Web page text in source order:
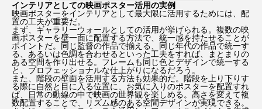
インテリアとしての映画ポスター活用の実例
映画ポスターをインテリアとして最大限に活用するためには、配
置の工夫が重要だ。
まず、ギャラリーウォールとしての活用が挙げられる。複数の映
画ポスターを壁一面に配置する方法で、統一感を持たせることが
ポイントだ。同じ監督の作品で揃える、同じ年代の作品で統一す
る、あるいは色調を合わせるといった工夫をすれば、まとまりの
ある空間を作り出せる。フレームも同じ色とデザインで統一する
と、プロフェッショナルな仕上がりになるだろう。
また、階段の壁面を活用する方法も効果的だ。階段を上り下りす
る際に自然と目に入る位置に、お気に入りのポスターを配置すれ
ば、日常の動線の中で映画の世界観を楽しめる。高さを変えて複
数配置することで、リズム感のある空間デザインが実現できる。